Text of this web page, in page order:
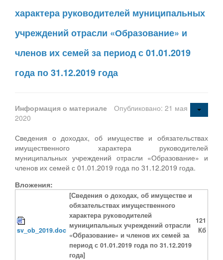
характера руководителей муниципальных
учреждений отрасли «Образование» и
членов их семей за период с 01.01.2019
года по 31.12.2019 года
Информация о материале
Опубликовано: 21 мая
2020
Сведения о доходах, об имуществе и обязательствах
имущественного характера руководителей
муниципальных учреждений отрасли «Образование» и
членов их семей с 01.01.2019 года по 31.12.2019 года.
Вложения:
sv_ob_2019.doc
[Сведения о доходах, об имуществе и
обязательствах имущественного
характера руководителей
муниципальных учреждений отрасли
«Образование» и членов их семей за
период с 01.01.2019 года по 31.12.2019
года]
121
Кб